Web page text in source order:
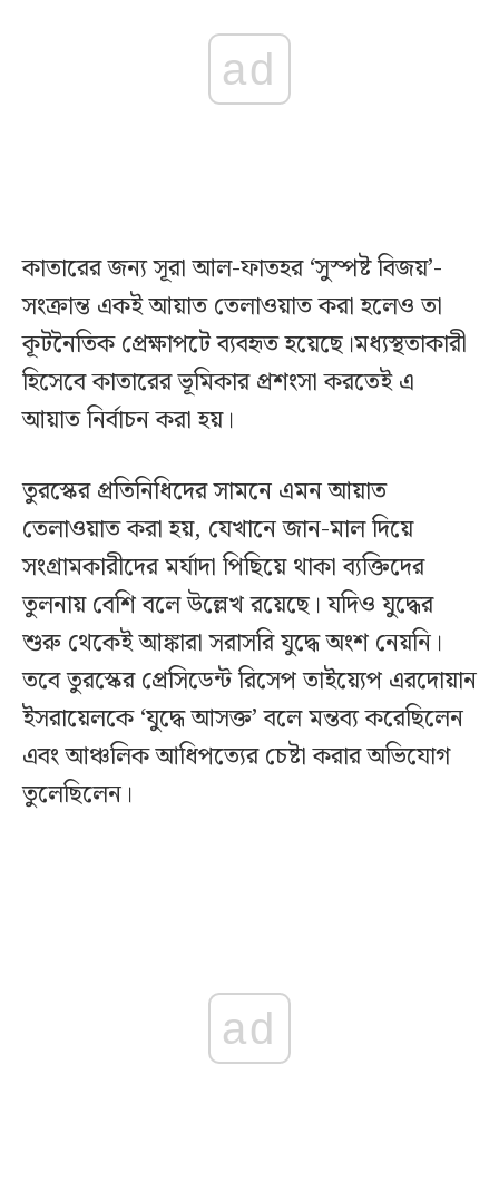
ad
কাতারের জন্য সূরা আল-ফাতহর ‘সুস্পষ্ট বিজয়’-
সংক্রান্ত একই আয়াত তেলাওয়াত করা হলেও তা
কূটনৈতিক প্রেক্ষাপটে ব্যবহৃত হয়েছে।মধ্যস্থতাকারী
হিসেবে কাতারের ভূমিকার প্রশংসা করতেই এ
আয়াত নির্বাচন করা হয়।
তুরস্কের প্রতিনিধিদের সামনে এমন আয়াত
তেলাওয়াত করা হয়, যেখানে জান-মাল দিয়ে
সংগ্রামকারীদের মর্যাদা পিছিয়ে থাকা ব্যক্তিদের
তুলনায় বেশি বলে উল্লেখ রয়েছে। যদিও যুদ্ধের
শুরু থেকেই আঙ্কারা সরাসরি যুদ্ধে অংশ নেয়নি।
তবে তুরস্কের প্রেসিডেন্ট রিসেপ তাইয়্যেপ এরদোয়ান
ইসরায়েলকে ‘যুদ্ধে আসক্ত’ বলে মন্তব্য করেছিলেন
এবং আঞ্চলিক আধিপত্যের চেষ্টা করার অভিযোগ
তুলেছিলেন।
ad